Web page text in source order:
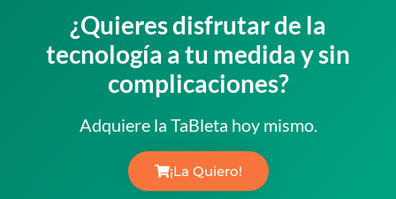
¿Quieres disfrutar de la
tecnología a tu medida y sin
complicaciones?
Adquiere la TaBleta hoy mismo.
¡La Quiero!